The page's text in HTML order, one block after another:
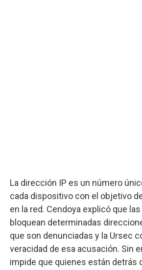
La dirección IP es un número
cada dispositivo con el objetivo
en la red. Cendoya explicó que
bloquean determinadas
que son denunciadas y la Ursec
veracidad de esa acusación. Sin
impide que quienes están detrás